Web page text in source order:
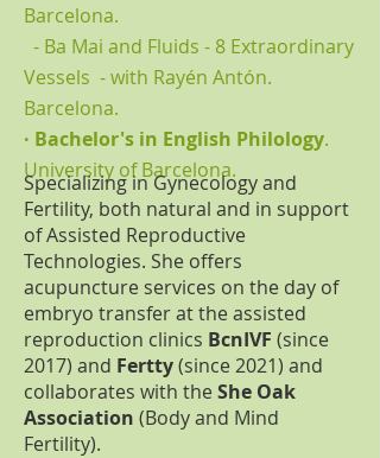
Barcelona.
- Ba Mai and Fluids - 8 Extraordinary
Vessels - with Rayén Antón.
Barcelona.
· Bachelor's in English Philology.
University of Barcelona.
Specializing in Gynecology and
Fertility, both natural and in support
of Assisted Reproductive
Technologies. She offers
acupuncture services on the day of
embryo transfer at the assisted
reproduction clinics BcnIVF (since
2017) and Fertty(since 2021) and
collaborates with theShe Oak
Association (Body and Mind
Fertility).